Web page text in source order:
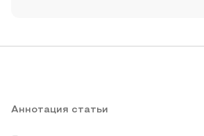
Аннотация статьи